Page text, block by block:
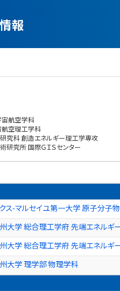
報
航空学科
空理工学科
究科 創造エネルギー理工学専攻
研究所 国際ＧＩＳセンター
ス-マルセイユ第一大学 原子分子
大学 総合理工学府 先端エネルギ
大学 総合理工学府 先端エネルギ
大学 理学部 物理学科